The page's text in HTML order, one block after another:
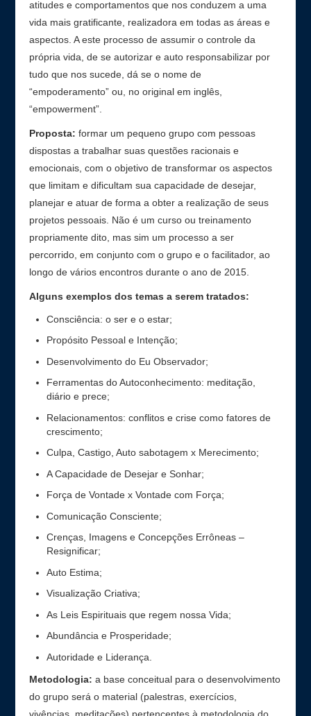
atitudes e comportamentos que nos conduzem a uma
vida mais gratificante, realizadora em todas as áreas e
aspectos. A este processo de assumir o controle da
própria vida, de se autorizar e auto responsabilizar por
tudo que nos sucede, dá se o nome de
“empoderamento” ou, no original em inglês,
“empowerment”.
Proposta: formar um pequeno grupo com pessoas
dispostas a trabalhar suas questões racionais e
emocionais, com o objetivo de transformar os aspectos
que limitam e dificultam sua capacidade de desejar,
planejar e atuar de forma a obter a realização de seus
projetos pessoais. Não é um curso ou treinamento
propriamente dito, mas sim um processo a ser
percorrido, em conjunto com o grupo e o facilitador, ao
longo de vários encontros durante o ano de 2015.
Alguns exemplos dos temas a serem tratados:
Consciência: o ser e o estar;
Propósito Pessoal e Intenção;
Desenvolvimento do Eu Observador;
Ferramentas do Autoconhecimento: meditação,
diário e prece;
Relacionamentos: conflitos e crise como fatores de
crescimento;
Culpa, Castigo, Auto sabotagem x Merecimento;
A Capacidade de Desejar e Sonhar;
Força de Vontade x Vontade com Força;
Comunicação Consciente;
Crenças, Imagens e Concepções Errôneas –
Resignificar;
Auto Estima;
Visualização Criativa;
As Leis Espirituais que regem nossa Vida;
Abundância e Prosperidade;
Autoridade e Liderança.
Metodologia:a base conceitual para o desenvolvimento
do grupo será o material (palestras, exercícios,